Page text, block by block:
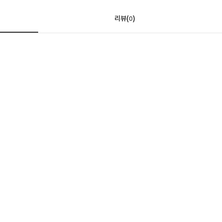
리뷰(0)